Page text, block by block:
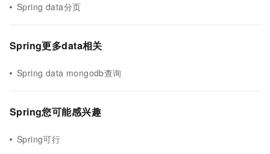
Spring data分页
Spring更多data相关
Spring data mongodb查询
Spring您可能感兴趣
Spring可行